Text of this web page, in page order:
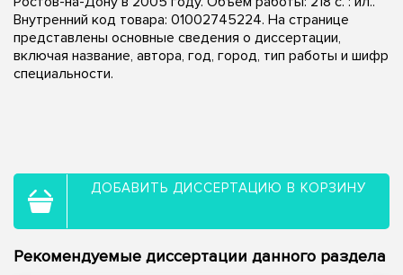
Внутренний код товара: 01002745224. На странице
представлены основные сведения о диссертации,
включая название, автора, год, город, тип работы и шифр
специальности.
ДОБАВИТЬ ДИССЕРТАЦИЮ В КОРЗИНУ
Рекомендуемые диссертации данного раздела